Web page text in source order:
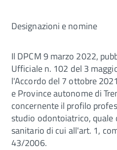
Designazioni e nomine
Il DPCM 9 marzo 2022,
Ufficiale n. 102 del 3
l'Accordo del 7 ottobre
e Province autonome di
concernente il profilo
studio odontoiatrico, quale
sanitario di cui all'art. 1,
43/2006.